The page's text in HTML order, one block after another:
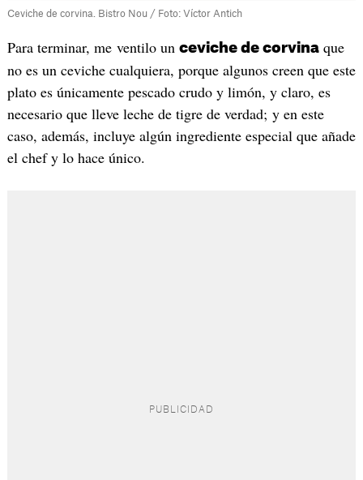
Ceviche de corvina. Bistro Nou / Foto: Víctor Antich
Para terminar, me ventilo un ceviche de corvinaque
no es un ceviche cualquiera, porque algunos creen que este
plato es únicamente pescado crudo y limón, y claro, es
necesario que lleve leche de tigre de verdad; y en este
caso, además, incluye algún ingrediente especial que añade
el chef y lo hace único.